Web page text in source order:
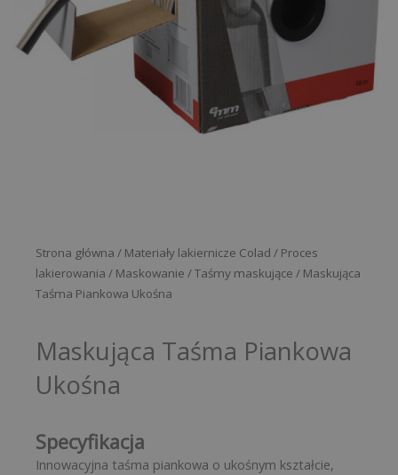
Strona główna / Materiały lakiernicze Colad / Proces
lakierowania / Maskowanie /Taśmy maskujące / Maskująca
Taśma Piankowa Ukośna
Maskująca Taśma Piankowa
Ukośna
Specyfikacja
Innowacyjna taśma piankowa o ukośnym kształcie,